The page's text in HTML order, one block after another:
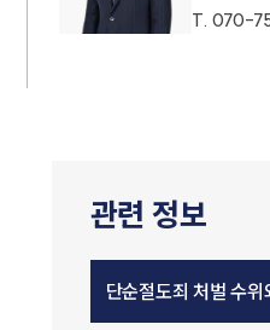
T. 070-
관련 정보
단순절도죄 처벌 수위